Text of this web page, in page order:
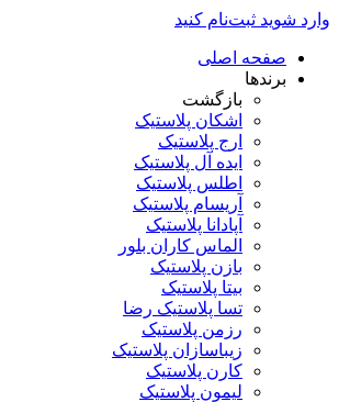
وارد شوید ثبت‌نام کنید
صفحه اصلی
برندها
بازگشت
اشکان پلاستیک
ارج پلاستیک
ایده آل پلاستیک
اطلس پلاستیک
آریسام پلاستیک
آپادانا پلاستیک
الماس کاران بلور
بازن پلاستیک
بیتا پلاستیک
تسا پلاستیک رضا
رزمن پلاستیک
زیباسازان پلاستیک
کارن پلاستیک
لیمون پلاستیک